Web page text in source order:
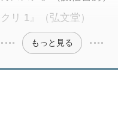
リ 1』（弘文堂）
もっと見る